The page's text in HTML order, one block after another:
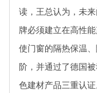
读，王总认为，未
牌必须建立在高性
使门窗的隔热保温
阶，并通过了德国
色建材产品三重认证